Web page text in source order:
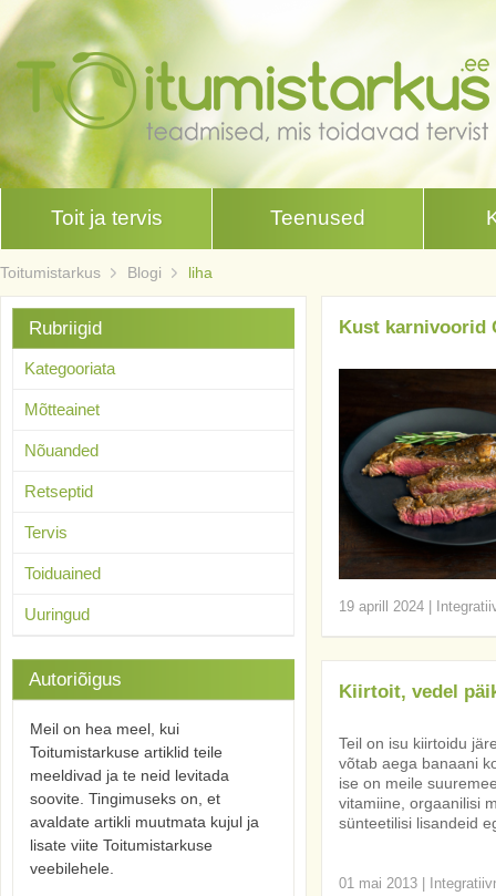
Toit ja tervis Teenused
Toitumistarkus Blogi liha
Kust karnivoorid
19 aprill 2024
Kiirtoit, vedel
Teil on isu kiirtoidu
võtab aega banaani
ise on meile
vitamiine, orgaanilisi
sünteetilisi lisandeid
01 mai 2013
Rubriigid
Kategooriata
Mõtteainet
Nõuanded
Retseptid
Tervis
Toiduained
Uuringud
Autoriõigus
Meil on hea meel, kui
Toitumistarkuse artiklid teile
meeldivad ja te neid levitada
soovite. Tingimuseks on, et
avaldate artikli muutmata kujul ja
lisate viite Toitumistarkuse
veebilehele.